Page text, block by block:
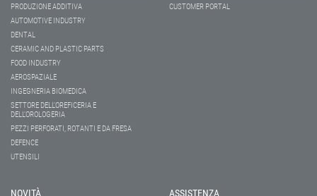
PRODUZIONE ADDITIVA
AUTOMOTIVE INDUSTRY
DENTAL
CERAMIC AND PLASTIC PARTS
FOOD INDUSTRY
AEROSPAZIALE
INGEGNERIA BIOMEDICA
SETTORE DELL’OREFICERIA E
DELL’OROLOGERIA
PEZZI PERFORATI, ROTANTI E DA FRESA
DEFENCE
UTENSILI
CUSTOMER PORTAL
NOVITÀ ASSISTENZA